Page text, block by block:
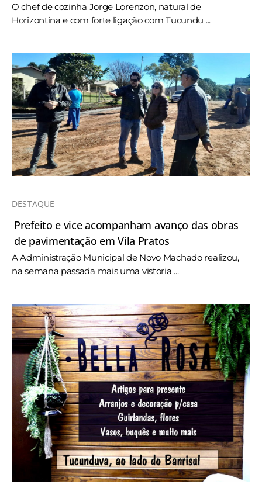
O chef de cozinha Jorge Lorenzon, natural de
Horizontina e com forte ligação com Tucundu ...
DESTAQUE
Prefeito e vice acompanham avanço das obras
de pavimentação em Vila Pratos
A Administração Municipal de Novo Machado realizou,
na semana passada mais uma vistoria ...